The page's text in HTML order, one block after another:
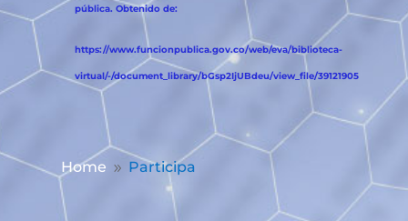
pública. Obtenido de:
https://www.funcionpublica.gov.co/web/eva/biblioteca-
virtual/-/document_library/bGsp2IjUBdeu/view_file/39121905
Home 9 Participa